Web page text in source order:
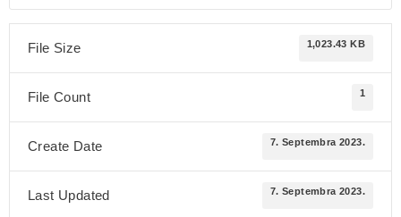
File Size 1,023.43 KB
File Count 1
Create Date 7. Septembra 2023.
Last Updated 7. Septembra 2023.